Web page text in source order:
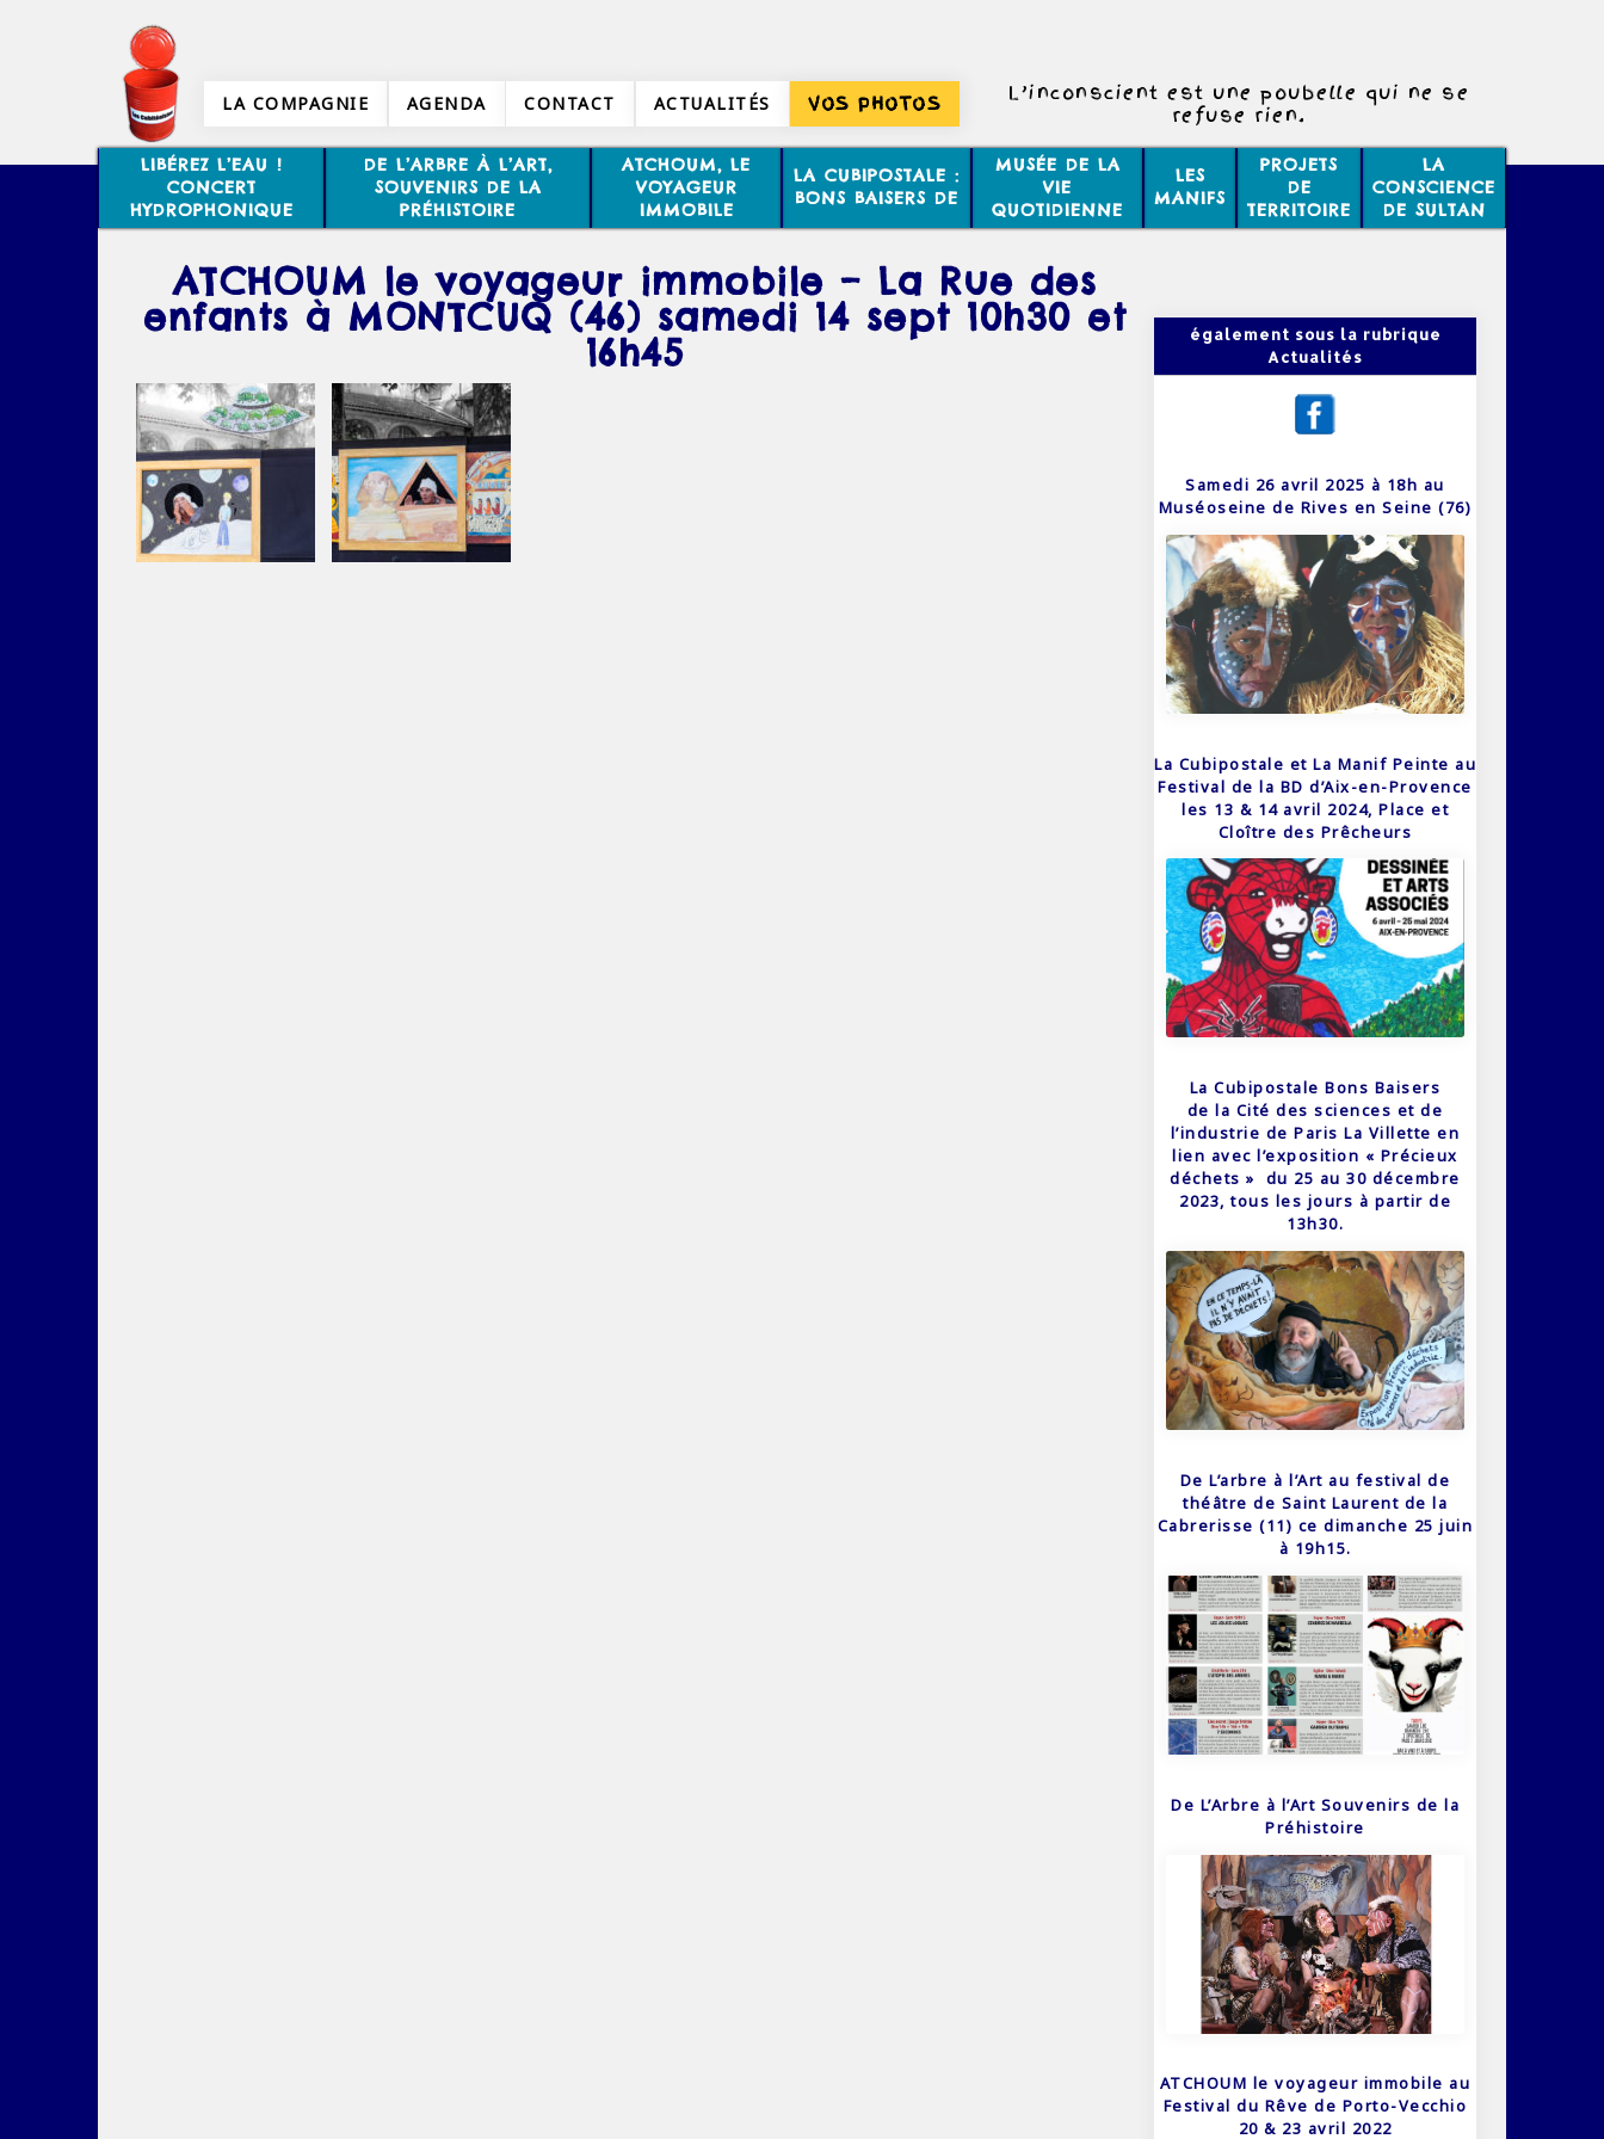
LA COMPAGNIE AGENDA CONTACT ACTUALITÉS VOS PHOTOS
L’inconscient est une poubelle qui ne se
refuse rien.
LIBÉREZ L’EAU !
CONCERT
HYDROPHONIQUE
DE L’ARBRE À L’ART,
SOUVENIRS DE LA
PRÉHISTOIRE
ATCHOUM, LE
VOYAGEUR
IMMOBILE
LA CUBIPOSTALE :
BONS BAISERS DE
MUSÉE DE LA
VIE
QUOTIDIENNE
LES
MANIFS
PROJETS
DE
TERRITOIRE
LA
CONSCIENCE
DE SULTAN
ATCHOUM le voyageur immobile – La Rue des
enfants à MONTCUQ (46) samedi 14 sept 10h30 et
16h45
également sous la rubrique
Actualités
Samedi 26 avril 2025 à 18h au
Muséoseine de Rives en Seine (76)
La Cubipostale et La Manif Peinte au
Festival de la BD d’Aix-en-Provence
les 13 & 14 avril 2024, Place et
Cloître des Prêcheurs
La Cubipostale Bons Baisers
de la Cité des sciences et de
l’industrie de Paris La Villette en
lien avec l’exposition « Précieux
déchets » du 25 au 30 décembre
2023, tous les jours à partir de
13h30.
De L’arbre à l’Art au festival de
théâtre de Saint Laurent de la
Cabrerisse (11) ce dimanche 25 juin
à 19h15.
De L’Arbre à l’Art Souvenirs de la
Préhistoire
ATCHOUM le voyageur immobile au
Festival du Rêve de Porto-Vecchio
20 & 23 avril 2022